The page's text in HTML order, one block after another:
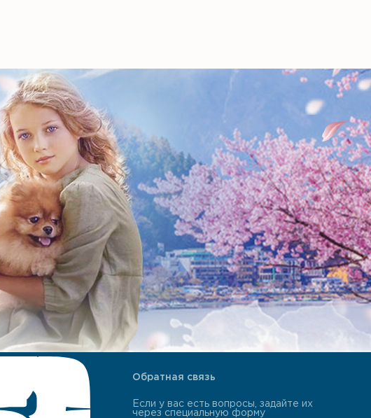
Обратная связь
Если у вас есть вопросы, задайте их
через специальную форму